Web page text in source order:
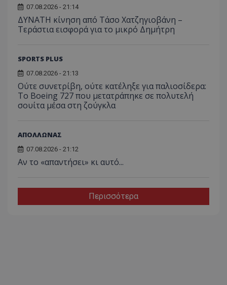
07.08.2026 - 21:14
ΔΥΝΑΤΗ κίνηση από Τάσο Χατζηγιοβάνη –
Τεράστια εισφορά για το μικρό Δημήτρη
SPORTS PLUS
07.08.2026 - 21:13
Ούτε συνετρίβη, ούτε κατέληξε για παλιοσίδερα:
Το Boeing 727 που μετατράπηκε σε πολυτελή
σουίτα μέσα στη ζούγκλα
ΑΠΟΛΛΩΝΑΣ
07.08.2026 - 21:12
Αν το «απαντήσει» κι αυτό...
Περισσότερα